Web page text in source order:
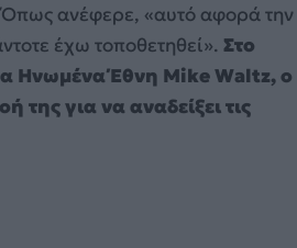
ανέφερε, «αυτό αφορά την
έχω τοποθετηθεί». Στο
Ηνωμένα Έθνη Mike Waltz, ο
της για να αναδείξει τις